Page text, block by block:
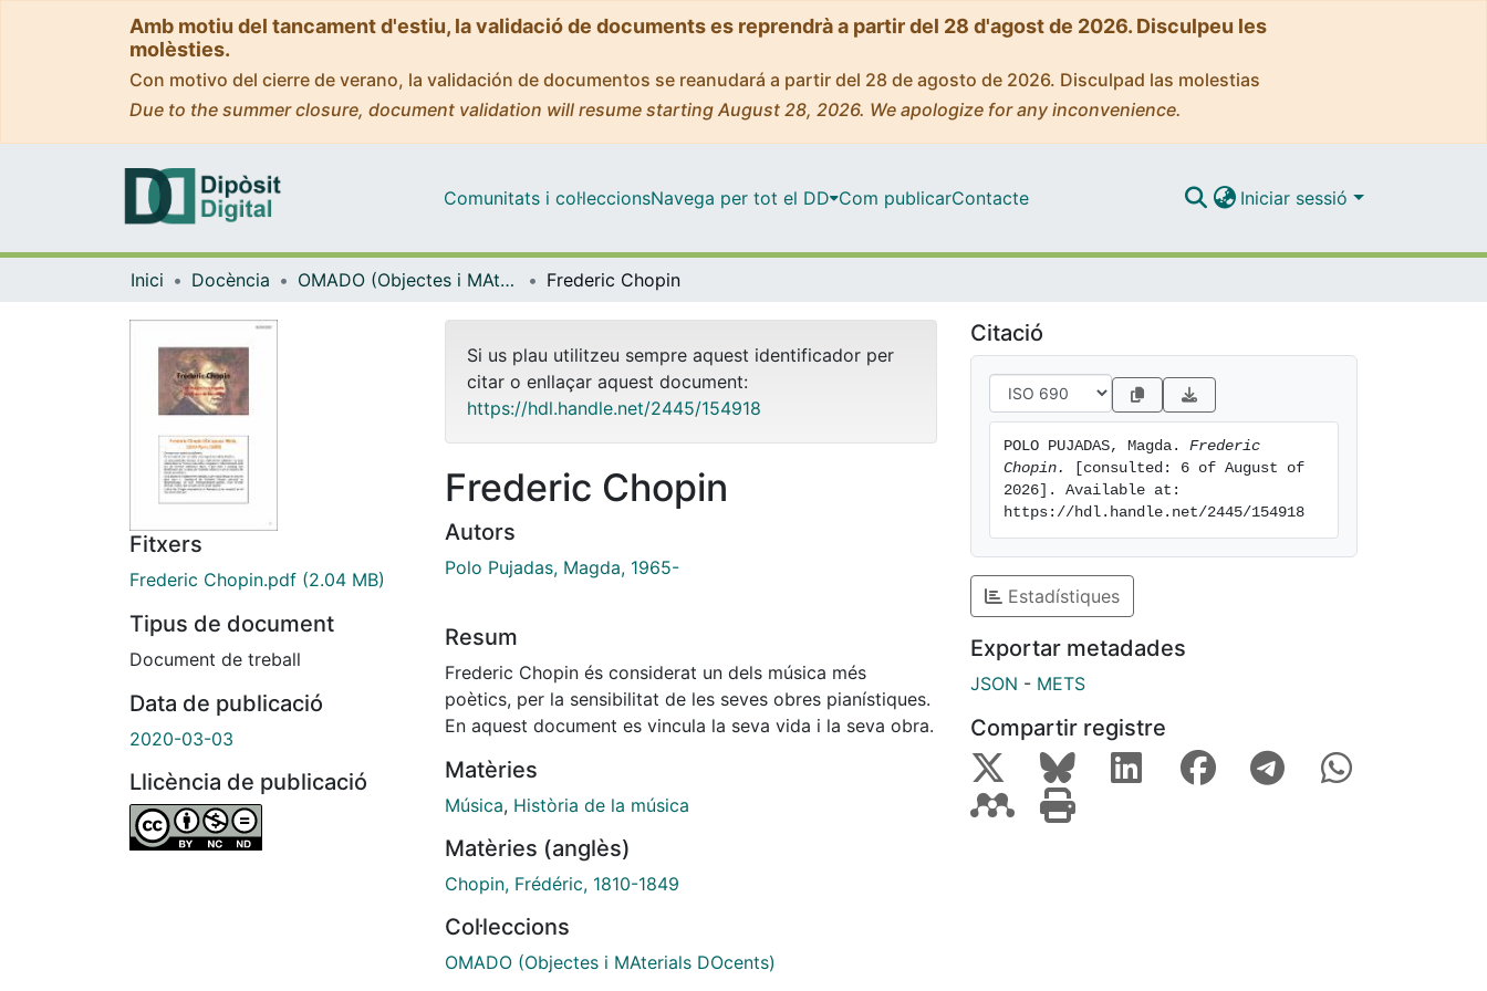
Amb motiu del tancament d'estiu, la validació de documents es reprendrà a partir del 28 d'agost de 2026. Disculpeu les
molèsties.
Con motivo del cierre de verano, la validación de documentos se reanudará a partir del 28 de agosto de 2026. Disculpad las molestias
Due to the summer closure, document validation will resume starting August 28, 2026. We apologize for any inconvenience.
Comunitats i col·leccionsNavega per tot el DD Com publicarContacte Iniciar sessió
Inici Docència OMADO (Objectes i MAterials DOcents) Frederic Chopin
Fitxers
Frederic Chopin.pdf (2.04 MB)
Tipus de document
Document de treball
Data de publicació
2020-03-03
Llicència de publicació
Si us plau utilitzeu sempre aquest identificador per
citar o enllaçar aquest document:
https://hdl.handle.net/2445/154918
Frederic Chopin
Autors
Polo Pujadas, Magda, 1965-
Resum
Frederic Chopin és considerat un dels música més
poètics, per la sensibilitat de les seves obres pianístiques.
En aquest document es vincula la seva vida i la seva obra.
Matèries
Música, Història de la música
Matèries (anglès)
Chopin, Frédéric, 1810-1849
Col·leccions
OMADO (Objectes i MAterials DOcents)
Citació
POLO PUJADAS, Magda. Frederic
Chopin.
[consulted: 6 of August of
2026]. Available at:
https://hdl.handle.net/2445/154918
Estadístiques
Exportar metadades
JSON - METS
Compartir registre